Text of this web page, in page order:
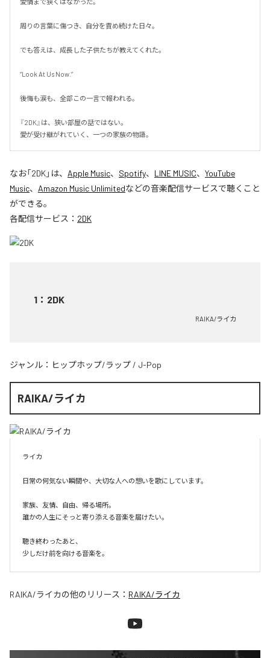
周りの言葉に傷つき、自分を責め続けた日々。
でも答えは、成長した子供たちが教えてくれた。
“Look At Us Now.”
後悔も涙も、全部この一言で報われる。
『2DK』は、狭い部屋の話ではない。
愛が受け継がれていく、一つの家族の物語。
なお「2DK」は、 Apple Music、 Spotify、 LINE MUSIC、 YouTube
Music、 Amazon Music Unlimitedなどの音楽配信サービスで聴くこと
ができる。
各配信サービス： 2DK
1 ： 2DK
RAIKA/ライカ
ジャンル： ヒップホップ/ラップ / J-Pop
RAIKA/ライカ
ライカ
日常の何気ない瞬間や、大切な人への想いを歌にしています。
家族、友情、自由、帰る場所。
誰かの人生にそっと寄り添える音楽を届けたい。
聴き終わったあと、
少しだけ前を向ける音楽を。
RAIKA/ライカの他のリリース： RAIKA/ライカ